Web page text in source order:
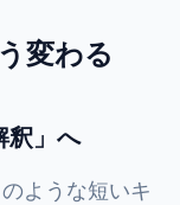
変わる
釈」へ
ような短いキ